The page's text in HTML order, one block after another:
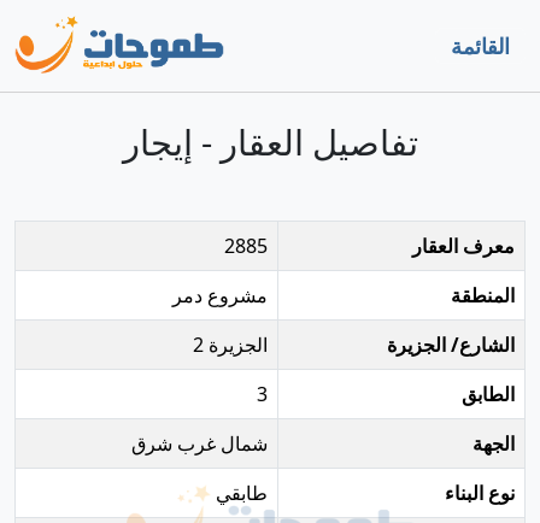
القائمة
تفاصيل العقار - إيجار
معرف العقار
2885
المنطقة
مشروع دمر
الشارع/ الجزيرة
الجزيرة 2
الطابق
3
الجهة
شمال غرب شرق
نوع البناء
طابقي